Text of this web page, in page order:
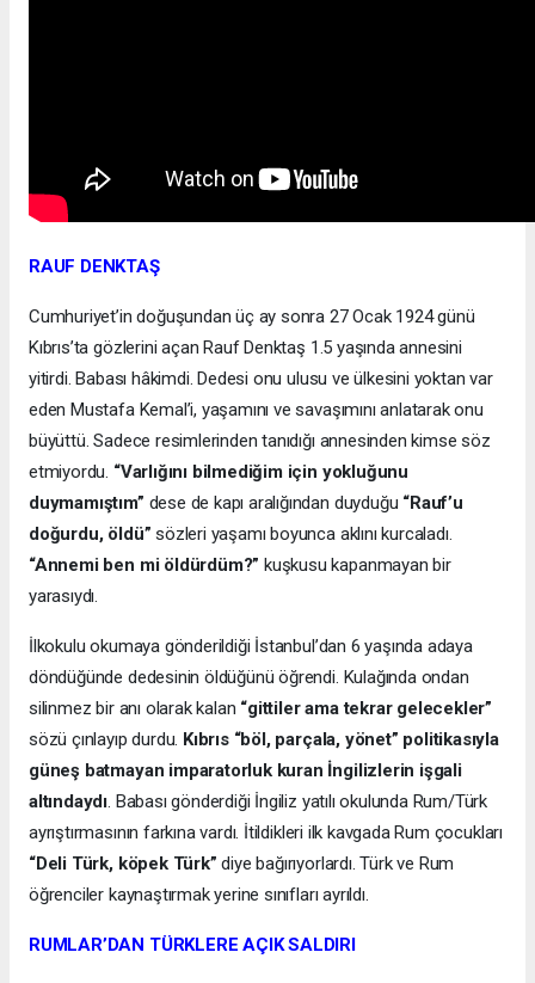
RAUF DENKTAŞ
Cumhuriyet’in doğuşundan üç ay sonra 27 Ocak 1924 günü
Kıbrıs’ta gözlerini açan Rauf Denktaş 1.5 yaşında annesini
yitirdi. Babası hâkimdi. Dedesi onu ulusu ve ülkesini yoktan var
eden Mustafa Kemal’i, yaşamını ve savaşımını anlatarak onu
büyüttü. Sadece resimlerinden tanıdığı annesinden kimse söz
etmiyordu. “Varlığını bilmediğim için yokluğunu
duymamıştım” dese de kapı aralığından duyduğu “Rauf’u
doğurdu, öldü” sözleri yaşamı boyunca aklını kurcaladı.
“Annemi ben mi öldürdüm?”kuşkusu kapanmayan bir
yarasıydı.
İlkokulu okumaya gönderildiği İstanbul’dan 6 yaşında adaya
döndüğünde dedesinin öldüğünü öğrendi. Kulağında ondan
silinmez bir anı olarak kalan “gittiler ama tekrar gelecekler”
sözü çınlayıp durdu. Kıbrıs “böl, parçala, yönet” politikasıyla
güneş batmayan imparatorluk kuran İngilizlerin işgali
altındaydı. Babası gönderdiği İngiliz yatılı okulunda Rum/Türk
ayrıştırmasının farkına vardı. İtildikleri ilk kavgada Rum çocukları
“Deli Türk, köpek Türk” diye bağırıyorlardı. Türk ve Rum
öğrenciler kaynaştırmak yerine sınıfları ayrıldı.
RUMLAR’DAN TÜRKLERE AÇIK SALDIRI